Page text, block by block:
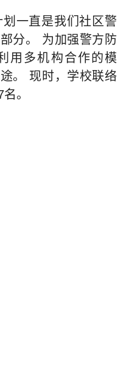
一直是我们社区警
分。 为加强警方防
用多机构合作的模
。 现时，学校联络
。